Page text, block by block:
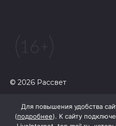
© 2026 Рассвет
Для повышения удобства
(подробнее). К сайту